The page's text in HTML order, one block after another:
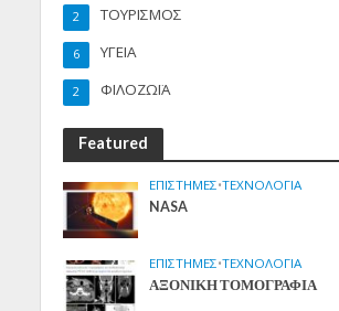
ΤΟΥΡΙΣΜΟΣ
2
ΥΓΕΙΑ
6
ΦΙΛΟΖΩΪΑ
2
Featured
ΕΠΙΣΤΗΜΕΣ•ΤΕΧΝΟΛΟΓΙΑ
NASA
ΕΠΙΣΤΗΜΕΣ•ΤΕΧΝΟΛΟΓΙΑ
ΑΞΟΝΙΚΗ ΤΟΜΟΓΡΑΦΙΑ